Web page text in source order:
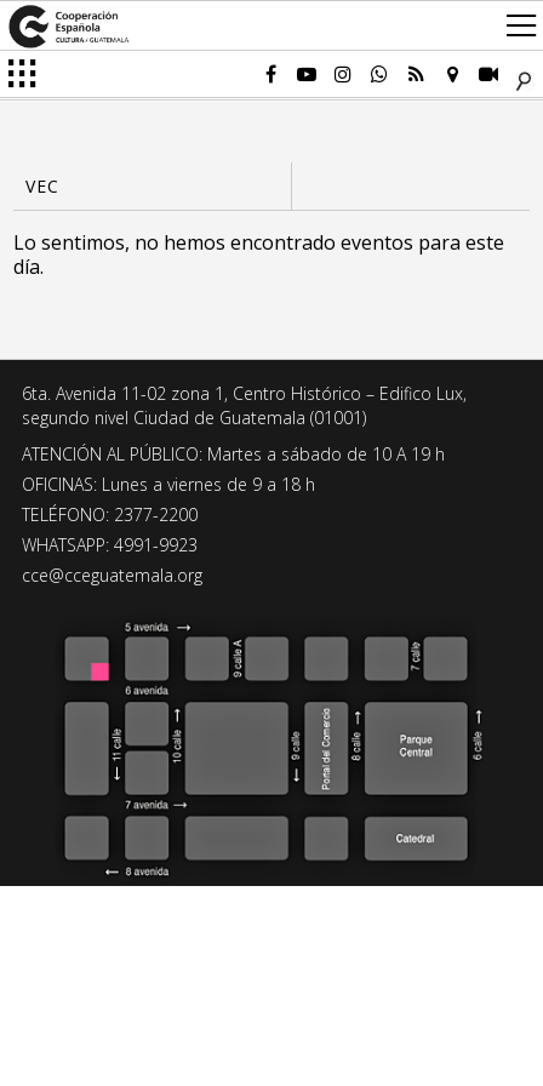
Lo sentimos, no hemos encontrado eventos para este
día.
6ta. Avenida 11-02 zona 1, Centro Histórico – Edifico Lux,
segundo nivel Ciudad de Guatemala (01001)
ATENCIÓN AL PÚBLICO: Martes a sábado de 10 A 19 h
OFICINAS: Lunes a viernes de 9 a 18 h
TELÉFONO: 2377-2200
WHATSAPP: 4991-9923
cce@cceguatemala.org